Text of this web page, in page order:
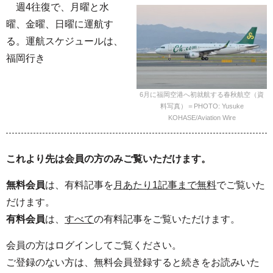
6月に福岡空港へ初就航する春秋航空（資
料写真）＝PHOTO: Yusuke
KOHASE/Aviation Wire
週4往復で、月曜と水
曜、金曜、日曜に運航す
る。運航スケジュールは、
福岡行き
これより先は会員の方のみご覧いただけます。
無料会員は、有料記事を 月あたり1記事まで無料でご覧いた
だけます。
有料会員は、 すべての有料記事をご覧いただけます。
会員の方はログインしてご覧ください。
ご登録のない方は、無料会員登録すると続きをお読みいた